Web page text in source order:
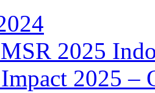
2025
2025 –